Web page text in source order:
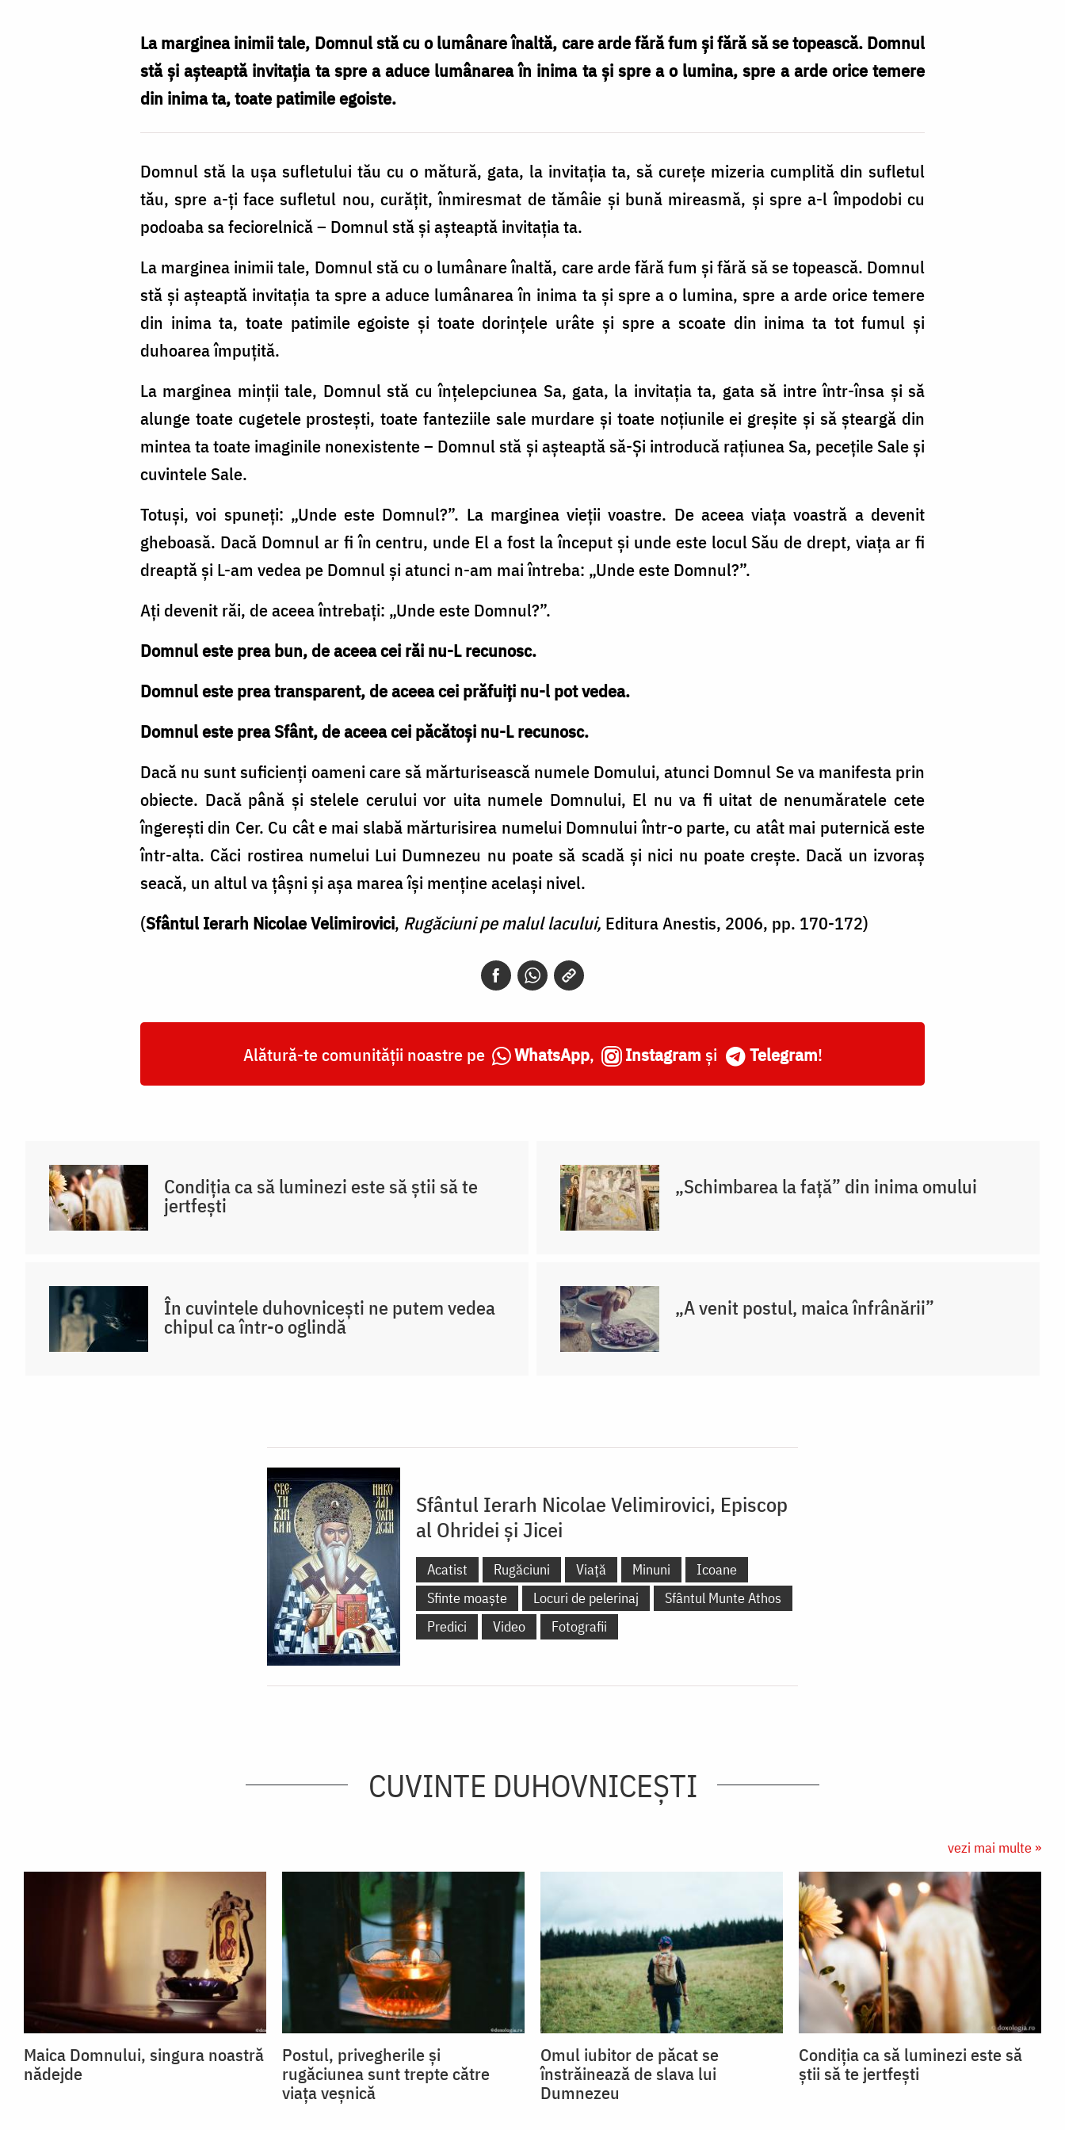
La marginea inimii tale, Domnul stă cu o lumânare înaltă, care arde fără fum şi fără să se topească. Domnul
stă şi aşteaptă invitaţia ta spre a aduce lumânarea în inima ta şi spre a o lumina, spre a arde orice temere
din inima ta, toate patimile egoiste.
Domnul stă la uşa sufletului tău cu o mătură, gata, la invitaţia ta, să cureţe mizeria cumplită din sufletul
tău, spre a-ţi face sufletul nou, curăţit, înmiresmat de tămâie şi bună mireasmă, şi spre a-l împodobi cu
podoaba sa feciorelnică – Domnul stă şi aşteaptă invitaţia ta.
La marginea inimii tale, Domnul stă cu o lumânare înaltă, care arde fără fum şi fără să se topească. Domnul
stă şi aşteaptă invitaţia ta spre a aduce lumânarea în inima ta şi spre a o lumina, spre a arde orice temere
din inima ta, toate patimile egoiste şi toate dorinţele urâte şi spre a scoate din inima ta tot fumul şi
duhoarea împuţită.
La marginea minţii tale, Domnul stă cu înţelepciunea Sa, gata, la invitaţia ta, gata să intre într-însa şi să
alunge toate cugetele prosteşti, toate fanteziile sale murdare şi toate noţiunile ei greşite şi să şteargă din
mintea ta toate imaginile nonexistente – Domnul stă şi aşteaptă să-Şi introducă raţiunea Sa, peceţile Sale şi
cuvintele Sale.
Totuşi, voi spuneţi: „Unde este Domnul?”. La marginea vieţii voastre. De aceea viaţa voastră a devenit
gheboasă. Dacă Domnul ar fi în centru, unde El a fost la început şi unde este locul Său de drept, viaţa ar fi
dreaptă şi L-am vedea pe Domnul şi atunci n-am mai întreba: „Unde este Domnul?”.
Aţi devenit răi, de aceea întrebaţi: „Unde este Domnul?”.
Domnul este prea bun, de aceea cei răi nu-L recunosc.
Domnul este prea transparent, de aceea cei prăfuiţi nu-l pot vedea.
Domnul este prea Sfânt, de aceea cei păcătoşi nu-L recunosc.
Dacă nu sunt suficienţi oameni care să mărturisească numele Domului, atunci Domnul Se va manifesta prin
obiecte. Dacă până şi stelele cerului vor uita numele Domnului, El nu va fi uitat de nenumăratele cete
îngereşti din Cer. Cu cât e mai slabă mărturisirea numelui Domnului într-o parte, cu atât mai puternică este
într-alta. Căci rostirea numelui Lui Dumnezeu nu poate să scadă şi nici nu poate creşte. Dacă un izvoraş
seacă, un altul va ţâşni şi aşa marea îşi menţine acelaşi nivel.
(Sfântul Ierarh Nicolae Velimirovici, Rugăciuni pe malul lacului, Editura Anestis, 2006, pp. 170-172)
Alătură-te comunității noastre pe WhatsApp, Instagram și Telegram!
Condiția ca să luminezi este să știi să te
jertfești
„Schimbarea la față” din inima omului
În cuvintele duhovnicești ne putem vedea
chipul ca într-o oglindă
„A venit postul, maica înfrânării”
Sfântul Ierarh Nicolae Velimirovici, Episcop
al Ohridei și Jicei
Acatist Rugăciuni Viață Minuni
Icoane
Sfinte moaște
Locuri de pelerinaj
Sfântul Munte Athos
Predici
Video Fotografii
CUVINTE DUHOVNICEȘTI
vezi mai multe »
Maica Domnului, singura noastră
nădejde
Postul, privegherile și
rugăciunea sunt trepte către
viața veșnică
Omul iubitor de păcat se
înstrăinează de slava lui
Dumnezeu
Condiția ca să luminezi este să
știi să te jertfești